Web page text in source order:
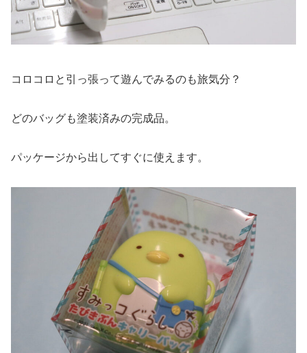
コロコロと引っ張って遊んでみるのも旅気分？
どのバッグも塗装済みの完成品。
パッケージから出してすぐに使えます。